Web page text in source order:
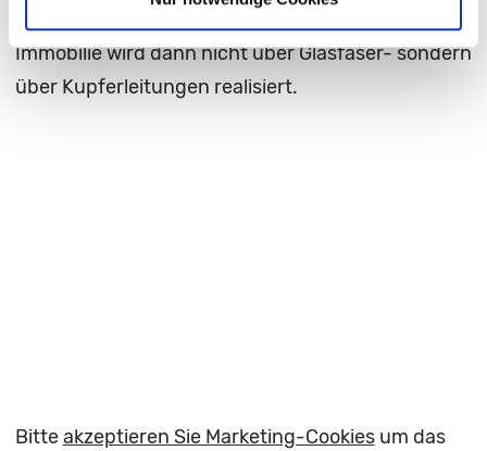
Immobilie wird dann nicht über Glasfaser- sondern
über Kupferleitungen realisiert.
Bitteakzeptieren Sie Marketing-Cookiesum das